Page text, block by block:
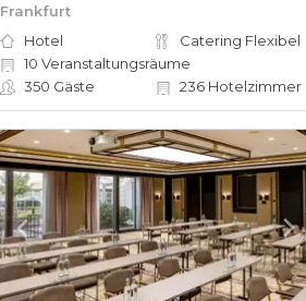
Frankfurt
Hotel
Catering Flexibel
10 Veranstaltungsräume
350 Gäste 236 Hotelzimmer